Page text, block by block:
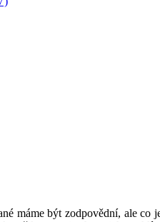
máme být zodpovědní, ale